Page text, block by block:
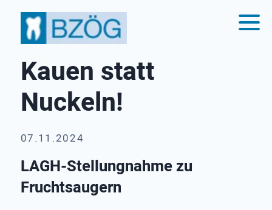
Kauen statt
Nuckeln!
07.11.2024
LAGH-Stellungnahme zu
Fruchtsaugern